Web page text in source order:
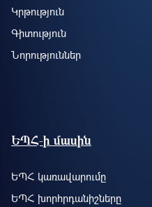
Կրթություն
Գիտություն
Նորություններ
ԵՊՀ-ի մասին
ԵՊՀ կառավարումը
ԵՊՀ խորհրդանիշները